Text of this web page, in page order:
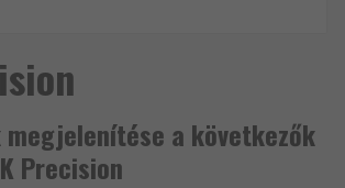
megjelenítése a következők
Precision